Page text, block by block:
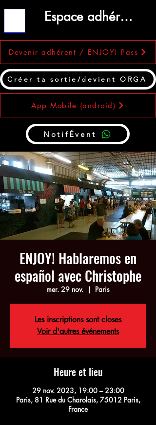
Devenir adhérent / ENJOY! Pass
Créer ta sortie/devient ORGA
Espace adhérent
NotifÉvent
App Mobile (android)
ENJOY! Hablaremos en
español avec Christophe
mer. 29 nov.
  |
Paris
Les inscriptions sont closes
Voir d'autres événements
Heure et lieu
29 nov. 2023, 19:00 – 23:00
Paris, 81 Rue du Charolais, 75012 Paris,
France